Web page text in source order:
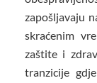
zapošljavaju
skraćenim
zaštite i
tranzicije